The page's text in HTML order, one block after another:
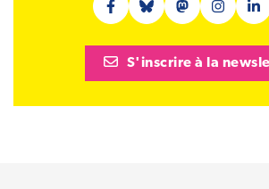
Facebook (nouvelle
Bluesky (nouvelle
Mastodon
S'inscrire à la